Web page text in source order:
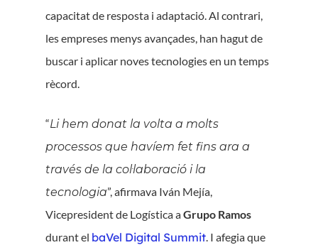
capacitat de resposta i adaptació. Al contrari,
les empreses menys avançades, han hagut de
buscar i aplicar noves tecnologies en un temps
rècord.
“Li hem donat la volta a molts
processos que havíem fet fins ara a
través de la col·laboració i la
tecnologia”, afirmava Iván Mejía,
Vicepresident de Logística aGrupo Ramos
durant el baVel Digital Summit. I afegia que